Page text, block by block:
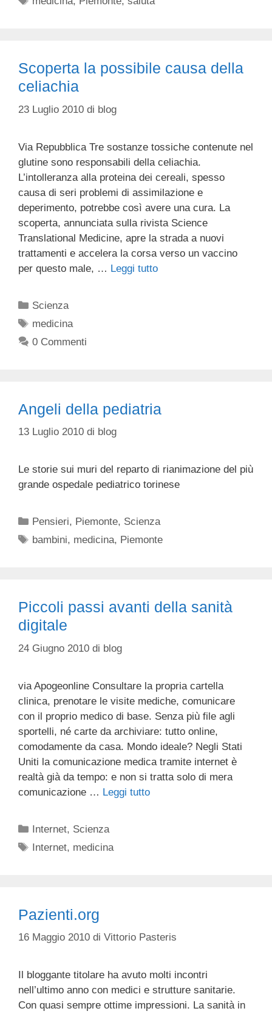
Scoperta la possibile causa della
celiachia
23 Luglio 2010 di blog
Via Repubblica Tre sostanze tossiche contenute nel
glutine sono responsabili della celiachia.
L’intolleranza alla proteina dei cereali, spesso
causa di seri problemi di assimilazione e
deperimento, potrebbe così avere una cura. La
scoperta, annunciata sulla rivista Science
Translational Medicine, apre la strada a nuovi
trattamenti e accelera la corsa verso un vaccino
per questo male, … Leggi tutto
Categorie
Scienza
Tag
medicina
0 Commenti
Angeli della pediatria
13 Luglio 2010 di blog
Le storie sui muri del reparto di rianimazione del più
grande ospedale pediatrico torinese
Categorie
Pensieri, Piemonte, Scienza
Tag
bambini, medicina, Piemonte
Piccoli passi avanti della sanità
digitale
24 Giugno 2010 di blog
via Apogeonline Consultare la propria cartella
clinica, prenotare le visite mediche, comunicare
con il proprio medico di base. Senza più file agli
sportelli, né carte da archiviare: tutto online,
comodamente da casa. Mondo ideale? Negli Stati
Uniti la comunicazione medica tramite internet è
realtà già da tempo: e non si tratta solo di mera
comunicazione … Leggi tutto
Categorie
Internet, Scienza
Tag
Internet, medicina
Pazienti.org
16 Maggio 2010 di Vittorio Pasteris
Il bloggante titolare ha avuto molti incontri
nell’ultimo anno con medici e strutture sanitarie.
Con quasi sempre ottime impressioni. La sanità in